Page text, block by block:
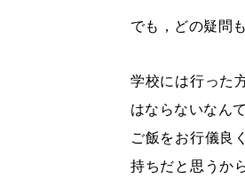
でも，どの疑問
学校には行った
はならないなん
ご飯をお行儀良
持ちだと思うか